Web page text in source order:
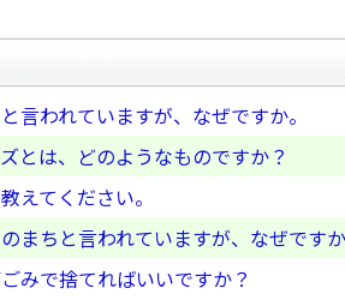
言われていますが、なぜですか。
とは、どのようなものですか？
えてください。
まちと言われていますが、なぜです
みで捨てればいいですか？